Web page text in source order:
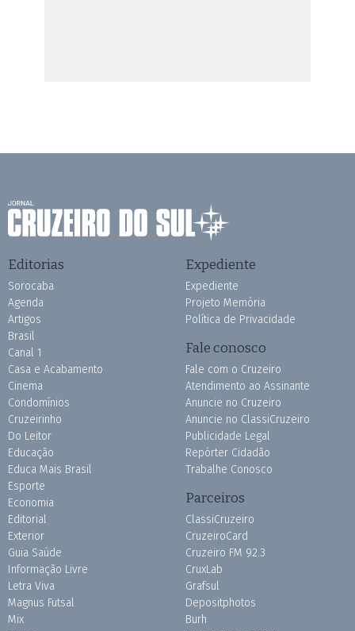
Editorias
Sorocaba
Agenda
Artigos
Brasil
Canal 1
Casa e Acabamento
Cinema
Condomínios
Cruzeirinho
Do Leitor
Educação
Educa Mais Brasil
Esporte
Economia
Editorial
Exterior
Guia Saúde
Informação Livre
Letra Viva
Magnus Futsal
Mix
Expediente
Expediente
Projeto Memória
Política de Privacidade
Fale conosco
Fale com o Cruzeiro
Atendimento ao Assinante
Anuncie no Cruzeiro
Anuncie no ClassiCruzeiro
Publicidade Legal
Repórter Cidadão
Trabalhe Conosco
Parceiros
ClassiCruzeiro
CruzeiroCard
Cruzeiro FM 92.3
CruxLab
Grafsul
Depositphotos
Burh